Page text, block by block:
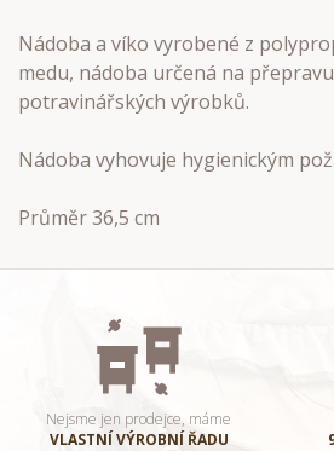
Nádoba a víko vyrobené z
medu, nádoba určená na
potravinářských výrobků.
Nádoba vyhovuje hygienickým
Průměr 36,5 cm
Nejsme jen prodejce, máme
VLASTNÍ VÝROBNÍ ŘADU